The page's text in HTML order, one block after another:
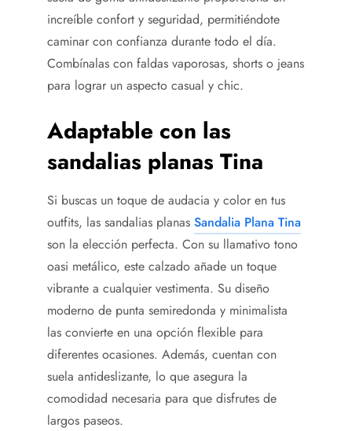
increíble confort y seguridad, permitiéndote
caminar con confianza durante todo el día.
Combínalas con faldas vaporosas, shorts o jeans
para lograr un aspecto casual y chic.
Adaptable con las
sandalias planas Tina
Si buscas un toque de audacia y color en tus
outfits, las sandalias planas Sandalia Plana Tina
son la elección perfecta. Con su llamativo tono
oasi metálico, este calzado añade un toque
vibrante a cualquier vestimenta. Su diseño
moderno de punta semiredonda y minimalista
las convierte en una opción flexible para
diferentes ocasiones. Además, cuentan con
suela antideslizante, lo que asegura la
comodidad necesaria para que disfrutes de
largos paseos.